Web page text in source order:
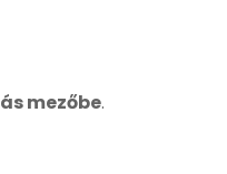
mezőbe.